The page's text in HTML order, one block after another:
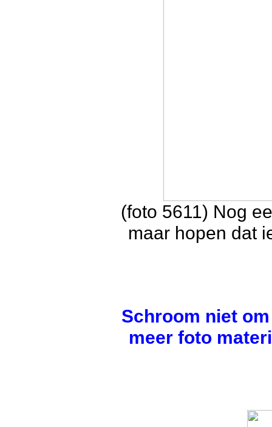
(foto 5611) Nog
maar hopen dat
Schroom niet
meer foto